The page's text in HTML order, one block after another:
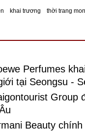
khai trương thời trang
Perfumes
tại Seongsu -
Group
Beauty